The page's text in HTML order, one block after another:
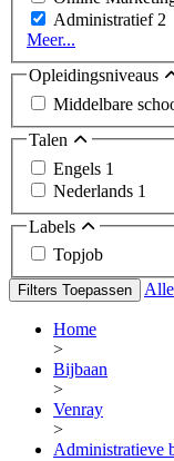
Administratief2
Meer...
Opleidingsniveaus
Middelbare
Talen
Engels 1
Nederlands 1
Labels
Topjob
Filters Toepassen
Home
>
Bijbaan
>
Venray
>
Administratieve